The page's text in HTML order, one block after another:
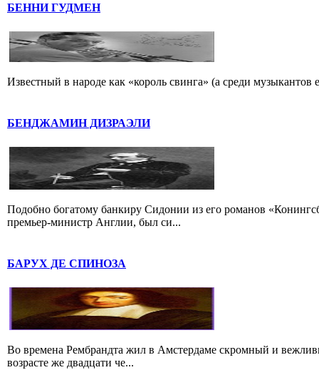
БЕННИ ГУДМЕН
Известный в народе как «король свинга» (а среди
БЕНДЖАМИН ДИЗРАЭЛИ
Подобно богатому банкиру Сидонии из его романов
премьер-министр Англии, был си...
БАРУХ ДЕ СПИНОЗА
Во времена Рембрандта жил в Амстердаме скромный и
возрасте же двадцати че...